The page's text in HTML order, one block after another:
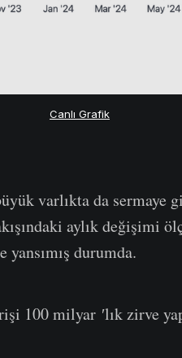
Canlı Grafik
varlıkta da sermaye
aylık değişimi
durumda.
100 milyar ′lık zirve